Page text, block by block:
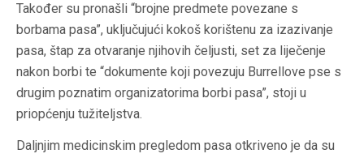
Također su pronašli “brojne predmete povezane s
borbama pasa”, uključujući kokoš korištenu za izazivanje
pasa, štap za otvaranje njihovih čeljusti, set za liječenje
nakon borbi te “dokumente koji povezuju Burrellove pse s
drugim poznatim organizatorima borbi pasa”, stoji u
priopćenju tužiteljstva.
Daljnjim medicinskim pregledom pasa otkriveno je da su